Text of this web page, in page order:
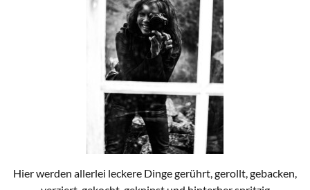
Hier werden allerlei leckere Dinge gerührt, gerollt, gebacken,